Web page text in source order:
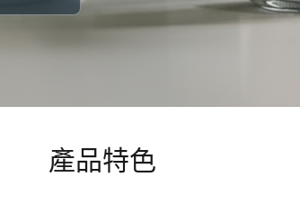
產品特色